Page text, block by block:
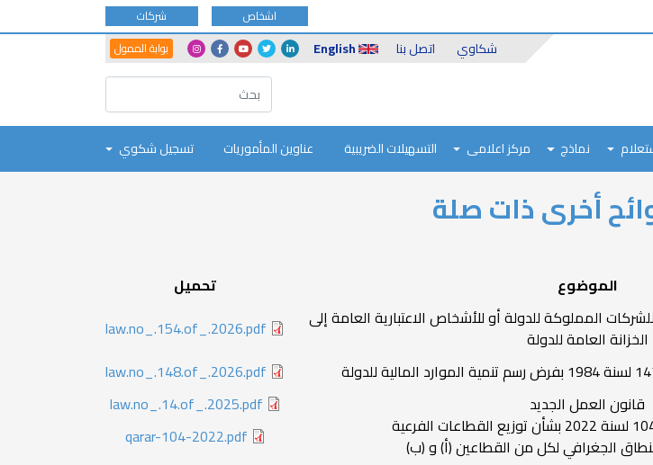
اشخاص شركات
Header
Top
شكاوي اتصل بنا English
Social
Icons
Another
Portals
بوابة الممول
نماذج مركز اعلامى التسهيلات الضريبية عناوين المأموريات تسجيل شكوي
أخرى ذات صلة
الموضوع
تحميل
المملوكة للدولة أو للأشخاص الاعتبارية العامة إلى
الخزانة العامة للدولة
law.no_.154.of_.2026.pdf
law.no_.148.of_.2026.pdf
قانون العمل الجديد
law.no_.14.of_.2025.pdf
الجغرافي لكل من القطاعين (أ) و (ب)
qarar-104-2022.pdf